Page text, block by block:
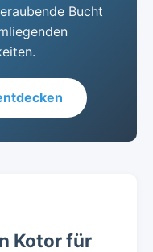
Bucht
Kotor für